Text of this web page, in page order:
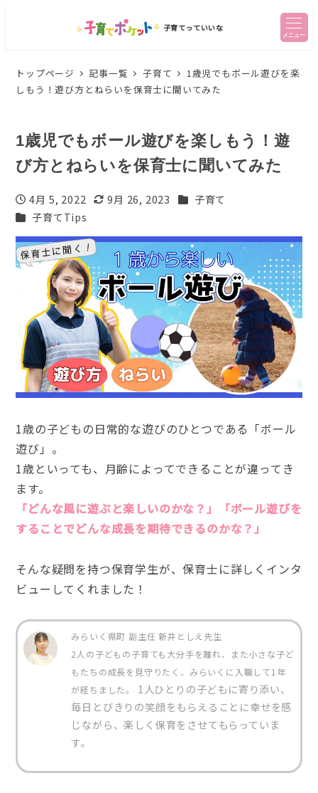
子育てっていいな
メニュー
トップページ 記事一覧 子育て
1歳児でもボール遊びを楽
しもう！遊び方とねらいを保育士に聞いてみた
1歳児でもボール遊びを楽しもう！遊
び方とねらいを保育士に聞いてみた
投稿日
4月 5, 2022
更新日
9月 26, 2023 カテゴリー
子育て
カテゴリー
子育てTips
1歳の子どもの日常的な遊びのひとつである「ボール
遊び」。
1歳といっても、月齢によってできることが違ってき
ます。
「どんな風に遊ぶと楽しいのかな？」「ボール遊びを
することでどんな成長を期待できるのかな？」
そんな疑問を持つ保育学生が、保育士に詳しくインタ
ビューしてくれました！
みらいく県町 副主任 新井としえ先生
2人の子どもの子育ても大分手を離れ、また小さな子ど
もたちの成長を見守りたく、みらいくに入職して1年
が経ちました。 1人ひとりの子どもに寄り添い、
毎日とびきりの笑顔をもらえることに幸せを感
じながら、楽しく保育をさせてもらっていま
す。